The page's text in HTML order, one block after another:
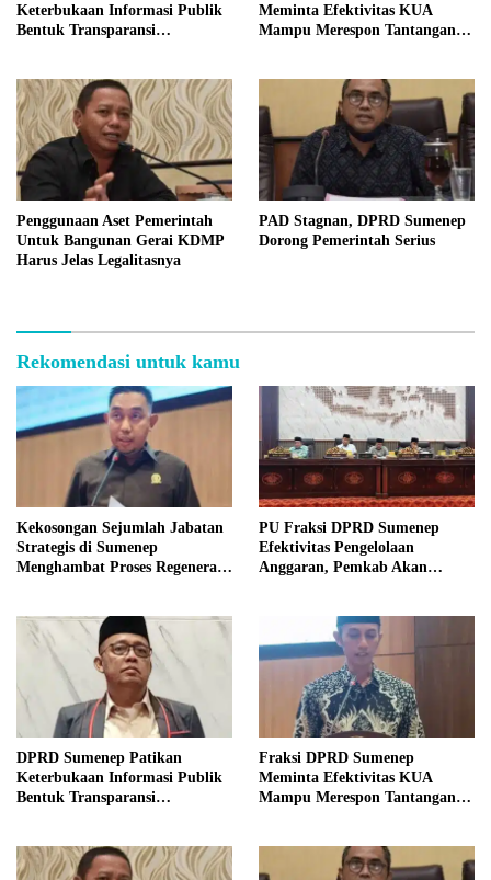
Keterbukaan Informasi Publik
Bentuk Transparansi
Meminta Efektivitas KUA
Mampu Merespon Tantangan
Penggunaan Aset Pemerintah
Untuk Bangunan Gerai KDMP
Harus Jelas Legalitasnya
PAD Stagnan, DPRD Sumenep
Dorong Pemerintah Serius
Rekomendasi untuk kamu
Kekosongan Sejumlah Jabatan
Strategis di Sumenep
Menghambat Proses Regenerasi
PU Fraksi DPRD Sumenep
Efektivitas Pengelolaan
Anggaran, Pemkab Akan
DPRD Sumenep Patikan
Keterbukaan Informasi Publik
Bentuk Transparansi
Fraksi DPRD Sumenep
Meminta Efektivitas KUA
Mampu Merespon Tantangan